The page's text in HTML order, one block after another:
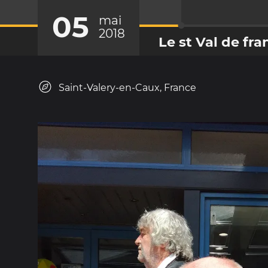
05
mai
2018
Le st Val de
Saint-Valery-en-Caux, France